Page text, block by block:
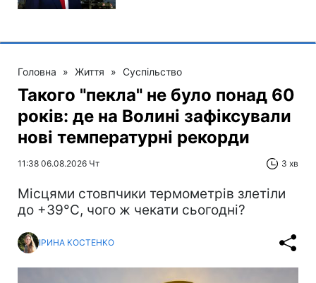
Головна » Життя » Суспільство
Такого "пекла" не було понад 60
років: де на Волині зафіксували
нові температурні рекорди
11:38 06.08.2026 Чт 3 хв
Місцями стовпчики термометрів злетіли
до +39°С, чого ж чекати сьогодні?
ІРИНА КОСТЕНКО